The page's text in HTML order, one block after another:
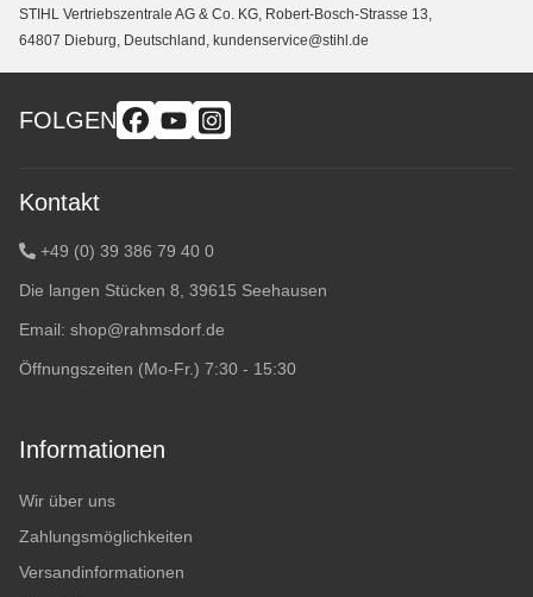
STIHL Vertriebszentrale AG & Co. KG, Robert-Bosch-Strasse 13,
64807 Dieburg, Deutschland, kundenservice@stihl.de
FOLGEN
Kontakt
+49 (0) 39 386 79 40 0
Die langen Stücken 8, 39615 Seehausen
Email: shop@rahmsdorf.de
Öffnungszeiten (Mo-Fr.) 7:30 - 15:30
Informationen
Wir über uns
Zahlungsmöglichkeiten
Versandinformationen